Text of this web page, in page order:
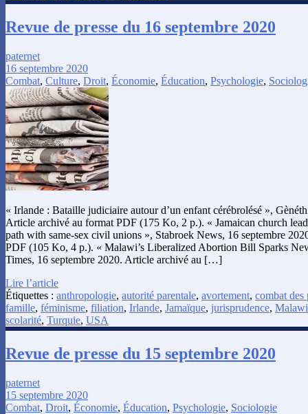
Revue de presse du 16 septembre 2020
paternet
16 septembre 2020
Combat, Culture, Droit, Économie, Éducation, Psychologie,
« Irlande : Bataille judiciaire autour d’un enfant cérébrolésé »,
Article archivé au format PDF (175 Ko, 2 p.). « Jamaican church
path with same-sex civil unions », Stabroek News, 16 septembre
PDF (105 Ko, 4 p.). « Malawi’s Liberalized Abortion Bill Sparks
Times, 16 septembre 2020. Article archivé au […]
Lire l’article
Étiquettes : anthropologie, autorité parentale, avortement, combat des
famille, féminisme, filiation, Irlande, Jamaïque, jurisprudence, Malawi
scolarité, Turquie, USA
Revue de presse du 15 septembre 2020
paternet
15 septembre 2020
Combat, Droit, Économie, Éducation, Psychologie, Sociologie